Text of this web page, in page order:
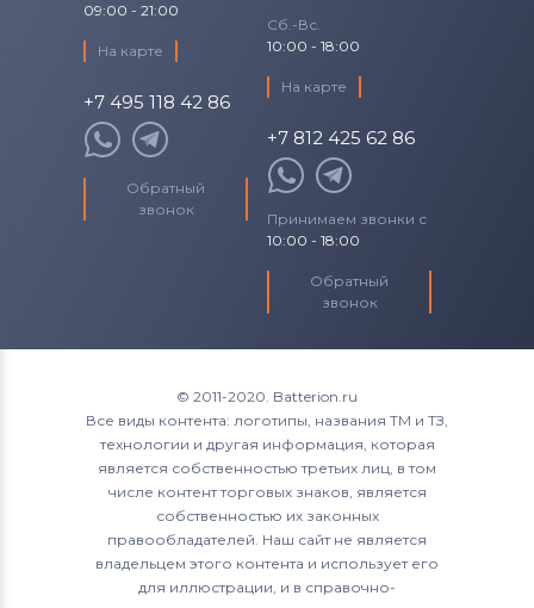
09:00 - 21:00
На карте
+7 495 118 42 86
Обратный
звонок
Сб.-Вс.
10:00 - 18:00
На карте
+7 812 425 62 86
Принимаем звонки с
10:00 - 18:00
Обратный
звонок
© 2011-2020. Batterion.ru
Все виды контента: логотипы, названия ТМ и ТЗ,
технологии и другая информация, которая
является собственностью третьих лиц, в том
числе контент торговых знаков, является
собственностью их законных
правообладателей. Наш сайт не является
владельцем этого контента и использует его
для иллюстрации, и в справочно-